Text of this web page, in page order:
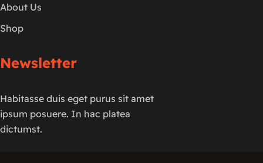
About Us
Shop
Newsletter
Habitasse duis eget purus sit amet
ipsum posuere. In hac platea
dictumst.